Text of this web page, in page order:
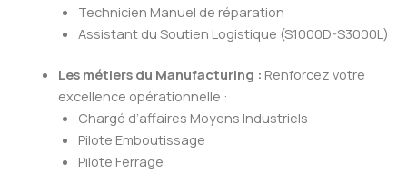
Technicien Manuel de réparation
Assistant du Soutien Logistique (S1000D-S3000L)
Les métiers du Manufacturing : Renforcez votre
excellence opérationnelle :
Chargé d’affaires Moyens Industriels
Pilote Emboutissage
Pilote Ferrage